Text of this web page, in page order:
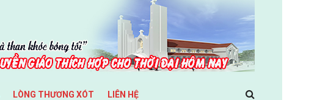
LÒNG THƯƠNG XÓT LIÊN HỆ